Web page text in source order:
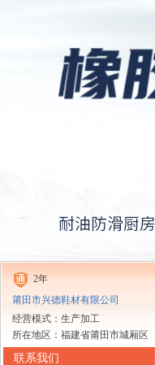
2年
莆田市兴德鞋材有限公司
经营模式：生产加工
所在地区：福建省莆田市城厢区
联系我们